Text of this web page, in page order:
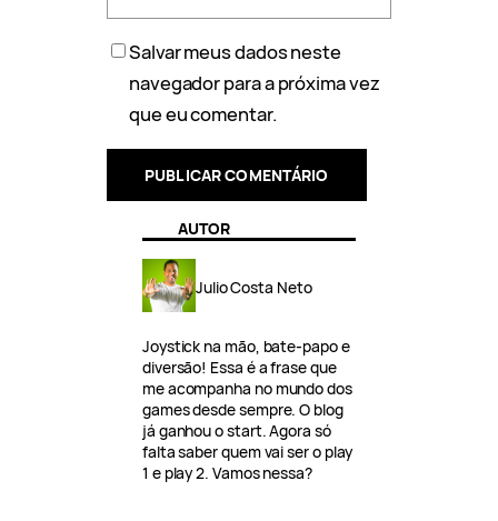
Salvar meus dados neste
navegador para a próxima vez
que eu comentar.
AUTOR
Julio Costa Neto
Joystick na mão, bate-papo e
diversão! Essa é a frase que
me acompanha no mundo dos
games desde sempre. O blog
já ganhou o start. Agora só
falta saber quem vai ser o play
1 e play 2. Vamos nessa?